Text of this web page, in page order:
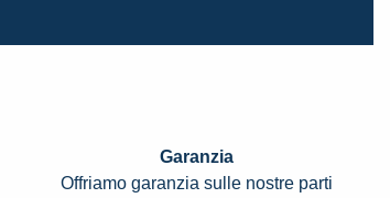
Garanzia
Offriamo garanzia sulle nostre parti